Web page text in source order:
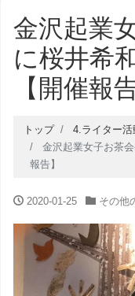
金沢起業
に桜井希
【開催報告
トップ 4.ライター
金沢起業女子お茶
報告】
2020-01-25 その他